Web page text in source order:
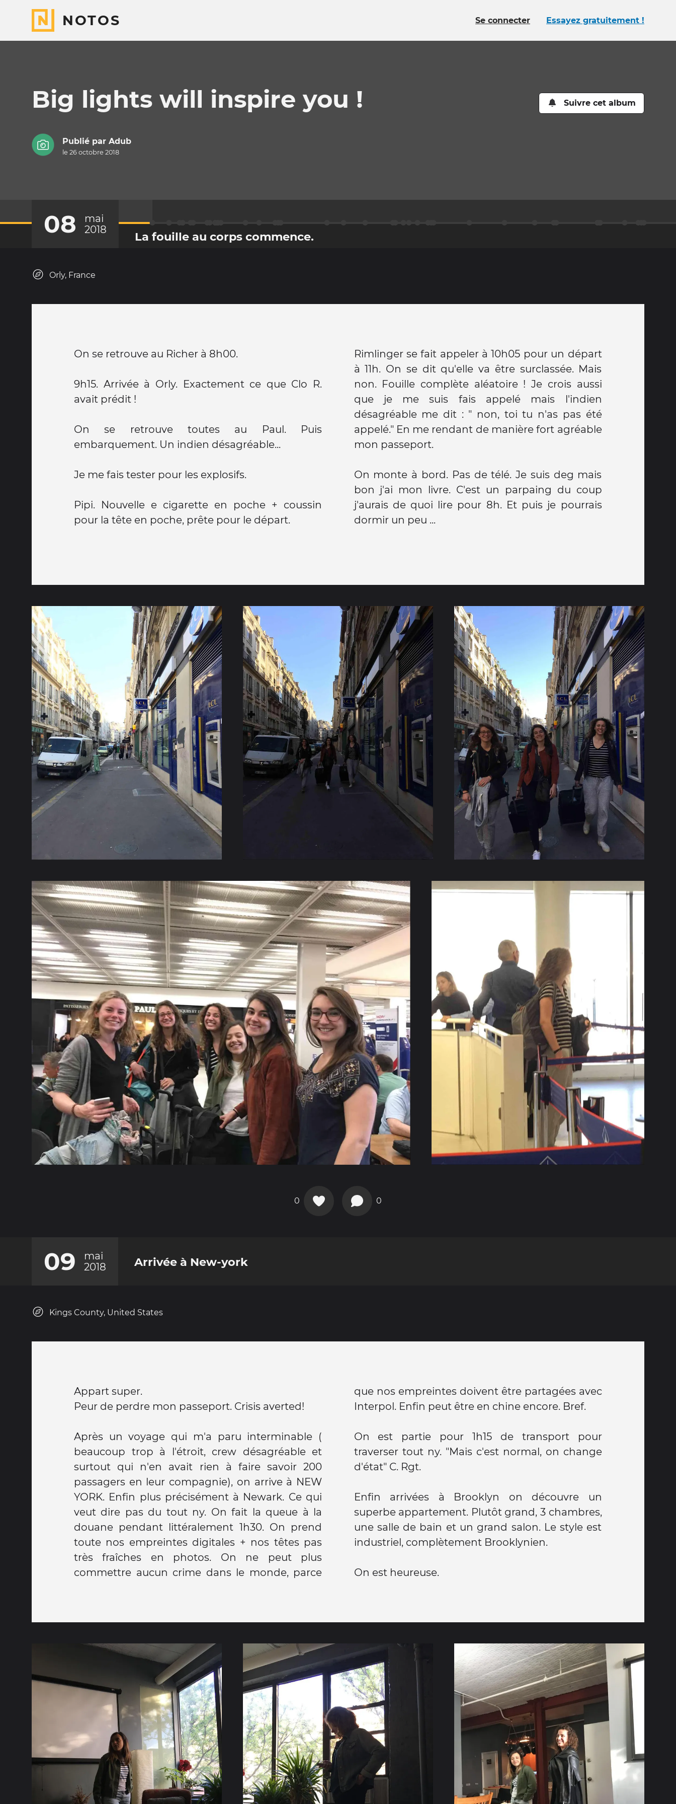
NOTOS Se connecter Essayez gratuitement !
Big lights will inspire you ! Suivre cet album
Publié par Adub
le 26 octobre 2018
08
mai
2018
La fouille au corps commence.
Orly, France
On se retrouve au Richer à 8h00.
9h15. Arrivée à Orly. Exactement ce que Clo R.
avait prédit !
On se retrouve toutes au Paul. Puis
embarquement. Un indien désagréable...
Je me fais tester pour les explosifs.
Pipi. Nouvelle e cigarette en poche + coussin
pour la tête en poche, prête pour le départ.
Rimlinger se fait appeler à 10h05 pour un départ
à 11h. On se dit qu'elle va être surclassée. Mais
non. Fouille complète aléatoire ! Je crois aussi
que je me suis fais appelé mais l'indien
désagréable me dit : " non, toi tu n'as pas été
appelé." En me rendant de manière fort agréable
mon passeport.
On monte à bord. Pas de télé. Je suis deg mais
bon j'ai mon livre. C'est un parpaing du coup
j'aurais de quoi lire pour 8h. Et puis je pourrais
dormir un peu ...
0 0
09
mai
2018
Arrivée à New-york
Kings County, United States
Appart super.
Peur de perdre mon passeport. Crisis averted!
Après un voyage qui m'a paru interminable (
beaucoup trop à l'étroit, crew désagréable et
surtout qui n'en avait rien à faire savoir 200
passagers en leur compagnie), on arrive à NEW
YORK. Enfin plus précisément à Newark. Ce qui
veut dire pas du tout ny. On fait la queue à la
douane pendant littéralement 1h30. On prend
toute nos empreintes digitales + nos têtes pas
très fraîches en photos. On ne peut plus
commettre aucun crime dans le monde, parce
que nos empreintes doivent être partagées avec
Interpol. Enfin peut être en chine encore. Bref.
On est partie pour 1h15 de transport pour
traverser tout ny. "Mais c'est normal, on change
d'état" C. Rgt.
Enfin arrivées à Brooklyn on découvre un
superbe appartement. Plutôt grand, 3 chambres,
une salle de bain et un grand salon. Le style est
industriel, complètement Brooklynien.
On est heureuse.